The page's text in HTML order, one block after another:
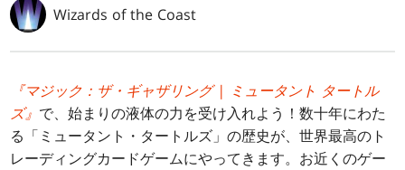
Wizards of the Coast
『マジック：ザ・ギャザリング | ミュータント タートル
ズ』 で、始まりの液体の力を受け入れよう！数十年にわた
る「ミュータント・タートルズ」の歴史が、世界最高のト
レーディングカードゲームにやってきます。お近くのゲー